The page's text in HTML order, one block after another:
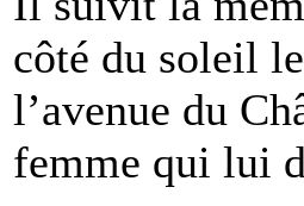
côté du soleil
l’avenue du
femme qui lui